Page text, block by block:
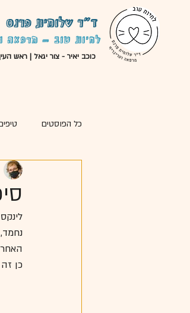
ד"ר שלומית פרנס
לחיות טוב - מרפאה
כוכב יאיר - צור יגאל | ראש
כל הפוסטים
סיפורי מקרה
כן